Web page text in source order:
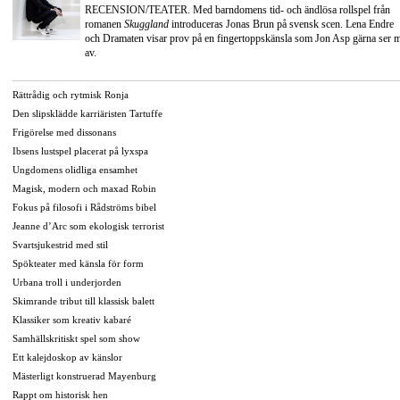
RECENSION/TEATER. Med barndomens tid- och ändlösa rollspel från
romanen Skuggland introduceras Jonas Brun på svensk scen. Lena Endre
och Dramaten visar prov på en fingertoppskänsla som Jon Asp gärna ser
av.
Rättrådig och rytmisk Ronja
Den slipsklädde karriäristen Tartuffe
Frigörelse med dissonans
Ibsens lustspel placerat på lyxspa
Ungdomens olidliga ensamhet
Magisk, modern och maxad Robin
Fokus på filosofi i Rådströms bibel
Jeanne d’Arc som ekologisk terrorist
Svartsjukestrid med stil
Spökteater med känsla för form
Urbana troll i underjorden
Skimrande tribut till klassisk balett
Klassiker som kreativ kabaré
Samhällskritiskt spel som show
Ett kalejdoskop av känslor
Mästerligt konstruerad Mayenburg
Rappt om historisk hen